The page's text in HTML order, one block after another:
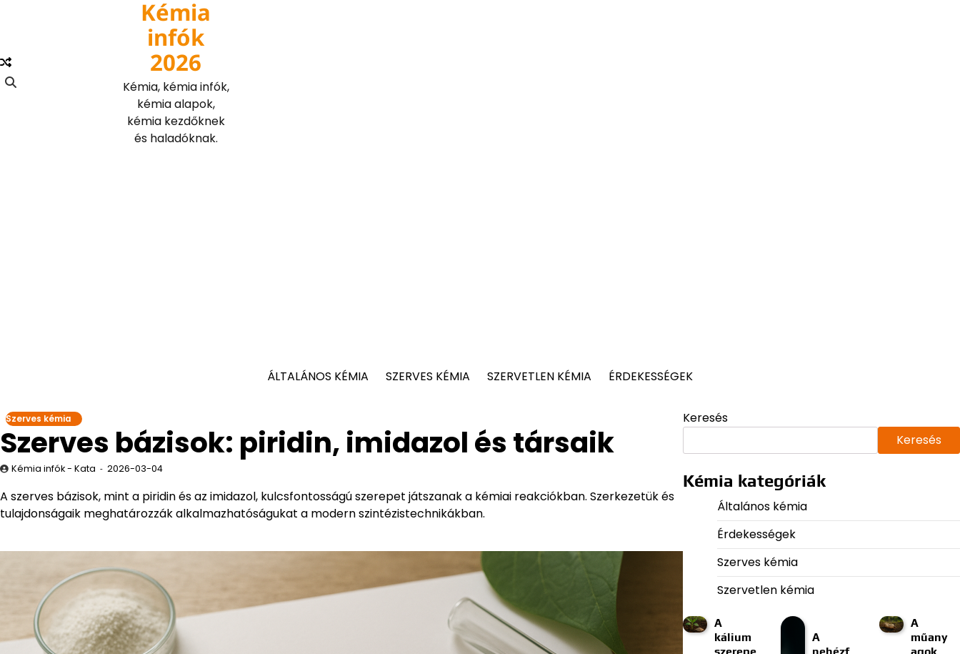
Kémia
infók
2026
Kémia, kémia infók,
kémia alapok,
kémia kezdőknek
és haladóknak.
ÁLTALÁNOS KÉMIA SZERVES KÉMIA SZERVETLEN KÉMIA ÉRDEKESSÉGEK
Szerves kémia
Szerves bázisok: piridin, imidazol és társaik
Kémia infók - Kata 2026-03-04
A szerves bázisok, mint a piridin és az imidazol, kulcsfontosságú szerepet játszanak a kémiai reakciókban. Szerkezetük és
tulajdonságaik meghatározzák alkalmazhatóságukat a modern szintézistechnikákban.
Keresés
Keresés
Kémia kategóriák
Általános kémia
Érdekességek
Szerves kémia
Szervetlen kémia
A
kálium
A
A
műany